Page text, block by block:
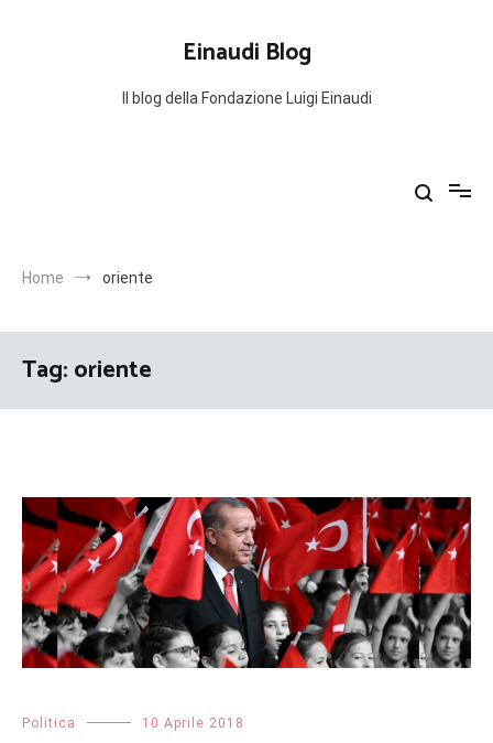
Einaudi Blog
Il blog della Fondazione Luigi Einaudi
Home oriente
Tag:oriente
Politica 10 Aprile 2018